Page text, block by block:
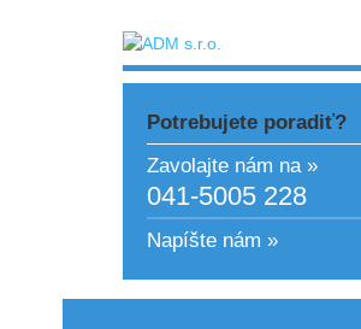
Potrebujete poradiť?
Zavolajte nám na »
041-5005 228
Napíšte nám »